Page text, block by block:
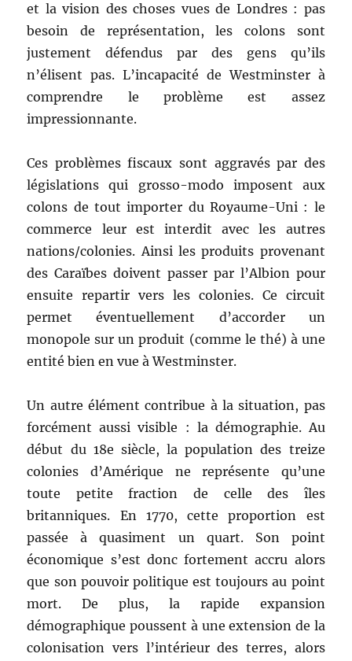
et la vision des choses vues de Londres : pas
besoin de représentation, les colons sont
justement défendus par des gens qu’ils
n’élisent pas. L’incapacité de Westminster à
comprendre le problème est assez
impressionnante.
Ces problèmes fiscaux sont aggravés par des
législations qui grosso-modo imposent aux
colons de tout importer du Royaume-Uni : le
commerce leur est interdit avec les autres
nations/colonies. Ainsi les produits provenant
des Caraïbes doivent passer par l’Albion pour
ensuite repartir vers les colonies. Ce circuit
permet éventuellement d’accorder un
monopole sur un produit (comme le thé) à une
entité bien en vue à Westminster.
Un autre élément contribue à la situation, pas
forcément aussi visible : la démographie. Au
début du 18e siècle, la population des treize
colonies d’Amérique ne représente qu’une
toute petite fraction de celle des îles
britanniques. En 1770, cette proportion est
passée à quasiment un quart. Son point
économique s’est donc fortement accru alors
que son pouvoir politique est toujours au point
mort. De plus, la rapide expansion
démographique poussent à une extension de la
colonisation vers l’intérieur des terres, alors